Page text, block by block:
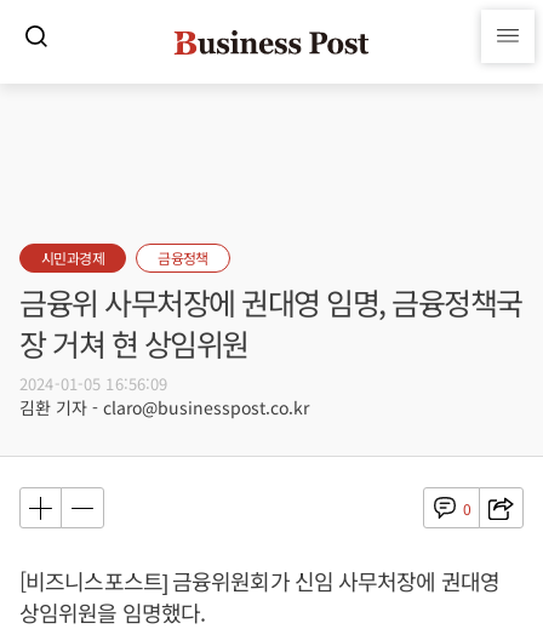
시민과경제 금융정책
금융위 사무처장에 권대영 임명, 금융정책국
장 거쳐 현 상임위원
2024-01-05 16:56:09
김환 기자 - claro@businesspost.co.kr
0
[비즈니스포스트] 금융위원회가 신임 사무처장에 권대영
상임위원을 임명했다.